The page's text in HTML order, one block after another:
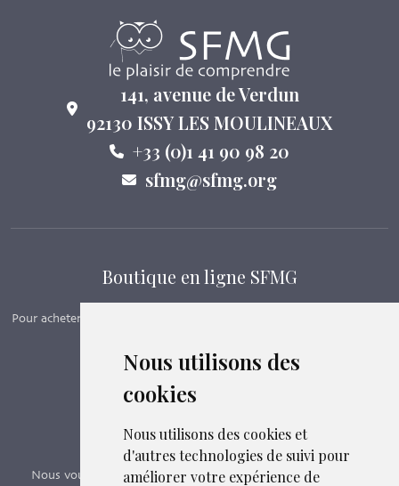
Nous utilisons des
cookies
Nous utilisons des cookies et
d'autres technologies de suivi pour
améliorer votre expérience de
141, avenue de Verdun
92130 ISSY LES MOULINEAUX
+33 (0)1 41 90 98 20
sfmg@sfmg.org
Boutique en ligne SFMG
Pour acheter nos manuels, adhérer et payer ses cotisations en ligne,
Boutique en ligne
Formations SFMG
Nous vous proposons des formations e-learning, présentiels,